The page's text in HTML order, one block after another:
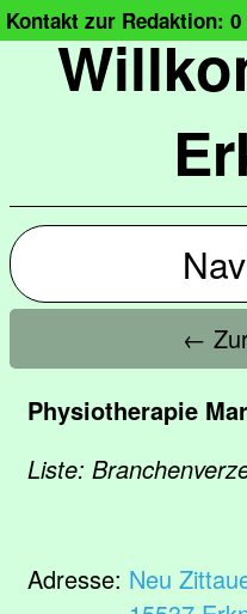
Kontakt zur Redaktion: 0
←
Physiotherapie
Liste:
Adresse: Neu